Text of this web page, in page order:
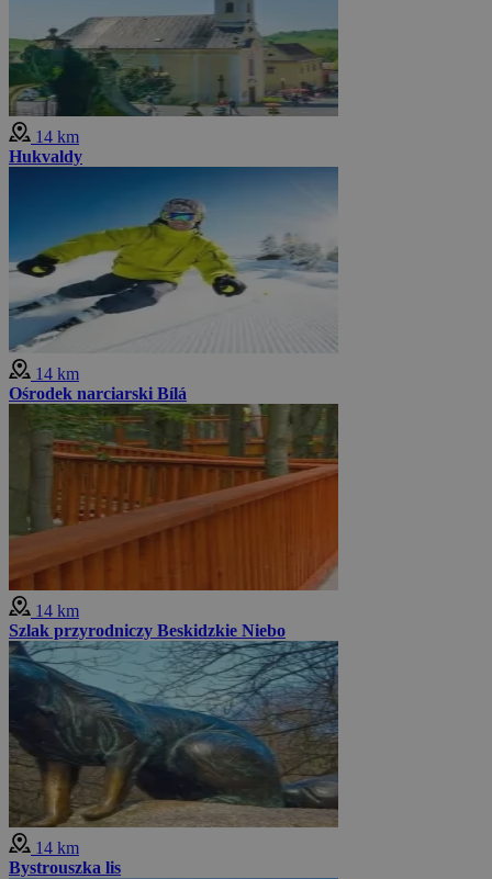
14 km
Hukvaldy
14 km
Ośrodek narciarski Bílá
14 km
Szlak przyrodniczy Beskidzkie Niebo
14 km
Bystrouszka lis